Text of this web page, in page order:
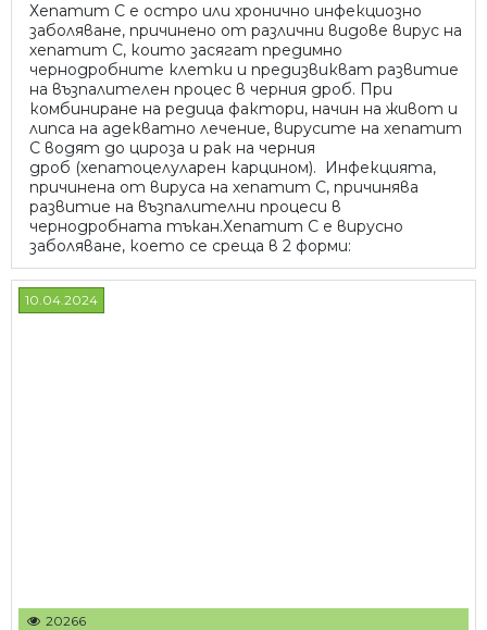
Хепатит С е остро или хронично инфекциозно
заболяване, причинено от различни видове вирус на
хепатит С, които засягат предимно
чернодробните клетки и предизвикват развитие
на възпалителен процес в черния дроб. При
комбиниране на редица фактори, начин на живот и
липса на адекватно лечение, вирусите на хепатит
С водят до цироза и рак на черния
дроб (хепатоцелуларен карцином). Инфекцията,
причинена от вируса на хепатит С, причинява
развитие на възпалителни процеси в
чернодробната тъкан.Хепатит С е вирусно
заболяване, което се среща в 2 форми:
10.04.2024
20266